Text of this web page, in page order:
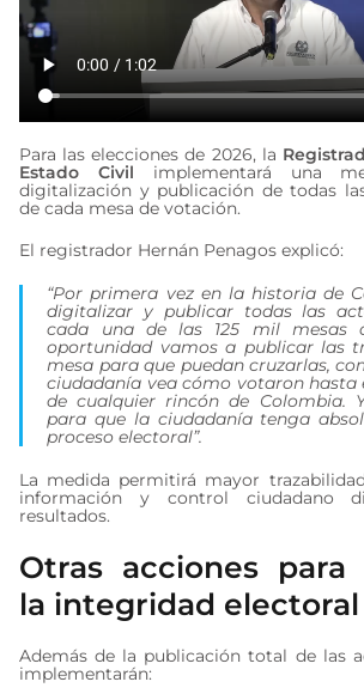
Para las elecciones de 2026, la
Estado Civil implementará una
digitalización y publicación de todas
de cada mesa de votación.
El registrador Hernán Penagos explicó:
“Por primera vez en la historia de
digitalizar y publicar todas las
cada una de las 125 mil mesas
oportunidad vamos a publicar las
mesa para que puedan cruzarlas,
ciudadanía vea cómo votaron
de cualquier rincón de Colombia.
para que la ciudadanía tenga
proceso electoral”.
La medida permitirá mayor
información y control ciudadano
resultados.
Otras acciones para
la integridad electoral
Además de la publicación total de las
implementarán: